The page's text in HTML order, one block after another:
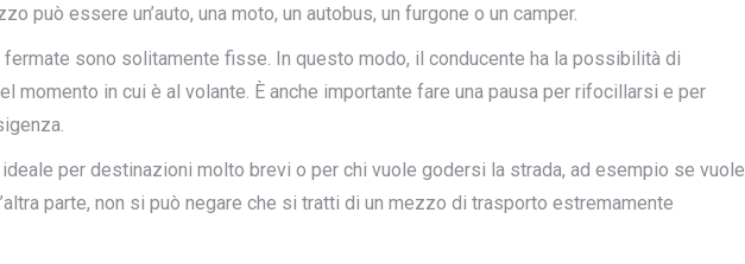
può essere un’auto, una moto, un autobus, un furgone o un camper.
sono solitamente fisse. In questo modo, il conducente ha la possibilità di
momento in cui è al volante. È anche importante fare una pausa per rifocillarsi e per
per destinazioni molto brevi o per chi vuole godersi la strada, ad esempio se vuole
parte, non si può negare che si tratti di un mezzo di trasporto estremamente